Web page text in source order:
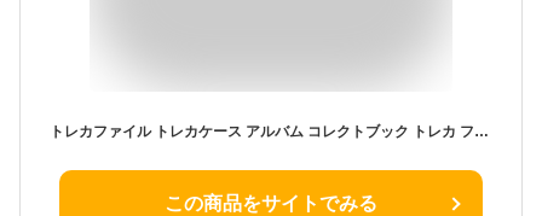
トレカファイル トレカケース アルバム コレクトブック トレカ ファイル ケース 韓国 ミニ 可愛い ラメ入り アイドル バインダー A5 コレクトブック 推し活 オタ活 ヲタ活 A5 6穴 クリアファイル 収納 デコ チェキ 送料無料
この商品をサイトでみる